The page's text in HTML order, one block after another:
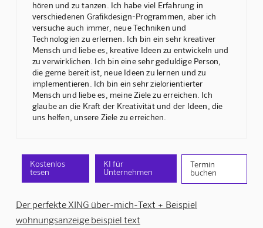
hören und zu tanzen. Ich habe viel Erfahrung in
verschiedenen Grafikdesign-Programmen, aber ich
versuche auch immer, neue Techniken und
Technologien zu erlernen. Ich bin ein sehr kreativer
Mensch und liebe es, kreative Ideen zu entwickeln und
zu verwirklichen. Ich bin eine sehr geduldige Person,
die gerne bereit ist, neue Ideen zu lernen und zu
implementieren. Ich bin ein sehr zielorientierter
Mensch und liebe es, meine Ziele zu erreichen. Ich
glaube an die Kraft der Kreativität und der Ideen, die
uns helfen, unsere Ziele zu erreichen.
Kostenlos
tesen
KI für
Unternehmen
Termin
buchen
Der perfekte XING über-mich-Text + Beispiel
wohnungsanzeige beispiel text